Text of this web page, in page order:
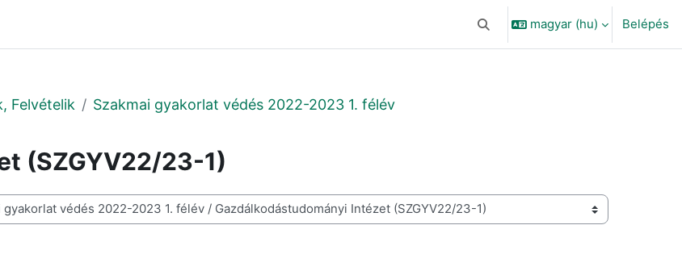
Keresési bemeneti adatok váltása
magyar ‎(hu)‎ Belépés
Felvételik
Szakmai gyakorlat védés 2022-2023 1. félév
(SZGYV22/23-1)